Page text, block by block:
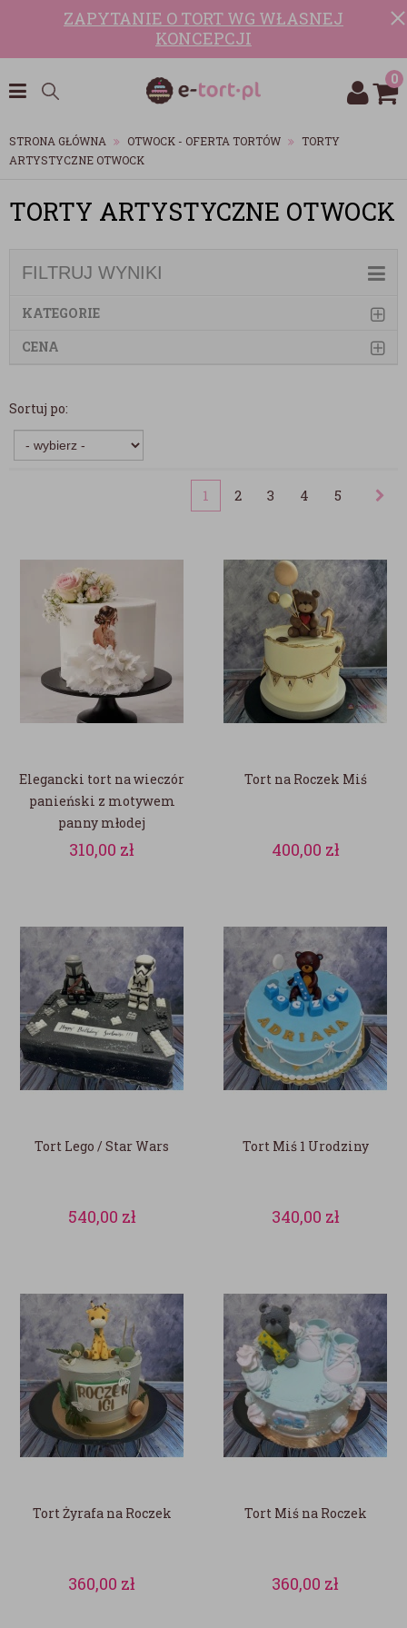
ZAPYTANIE O TORT WG WŁASNEJ
KONCEPCJI
0
STRONA GŁÓWNA OTWOCK - OFERTA TORTÓW
TORTY
ARTYSTYCZNE OTWOCK
TORTY ARTYSTYCZNE OTWOCK
FILTRUJ WYNIKI
KATEGORIE
CENA
Sortuj po:
1 2 3 4 5
Elegancki tort na wieczór
panieński z motywem
panny młodej
310,00 zł
Tort na Roczek Miś
400,00 zł
Tort Lego / Star Wars
540,00 zł
Tort Miś 1 Urodziny
340,00 zł
Tort Żyrafa na Roczek
360,00 zł
Tort Miś na Roczek
360,00 zł